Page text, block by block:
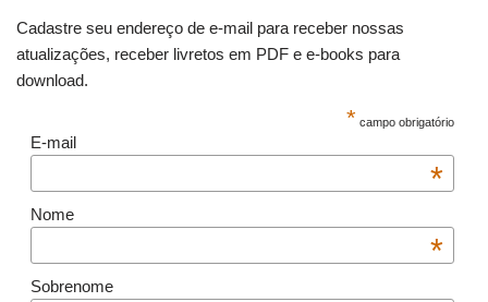
Cadastre seu endereço de e-mail para receber nossas
atualizações, receber livretos em PDF e e-books para
download.
* campo obrigatório
E-mail
*
Nome
*
Sobrenome